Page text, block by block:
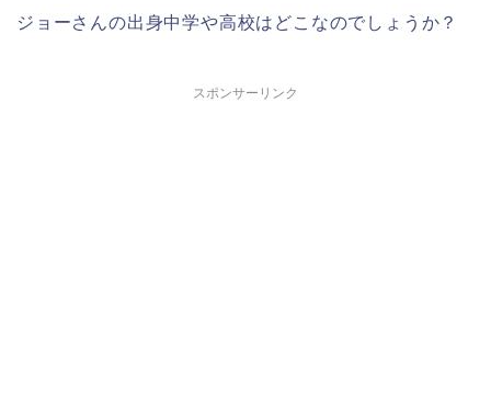
ジョーさんの出身中学や高校はどこなのでしょうか？
スポンサーリンク